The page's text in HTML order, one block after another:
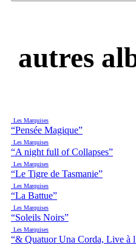
autres
Les Marquises
“Pensée Magique”
Les Marquises
“A night full of Collapses”
Les Marquises
“Le Tigre de Tasmanie”
Les Marquises
“La Battue”
Les Marquises
“Soleils Noirs”
Les Marquises
“& Quatuor Una Corda, Live à